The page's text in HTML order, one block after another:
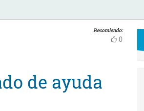
Recomiendo:
0
de ayuda